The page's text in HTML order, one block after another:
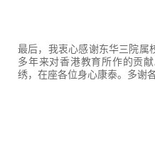
最后，我衷心感谢东华三院属
多年来对香港教育所作的贡
绣，在座各位身心康泰。多谢